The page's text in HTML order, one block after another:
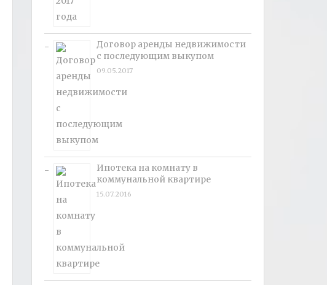
Договор аренды недвижимости
с последующим выкупом
09.05.2017
Ипотека на комнату в
коммунальной квартире
15.07.2016